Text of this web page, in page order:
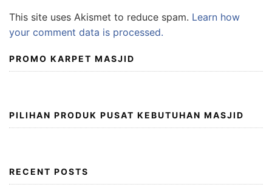
This site uses Akismet to reduce spam. Learn how
your comment data is processed.
PROMO KARPET MASJID
PILIHAN PRODUK PUSAT KEBUTUHAN MASJID
RECENT POSTS